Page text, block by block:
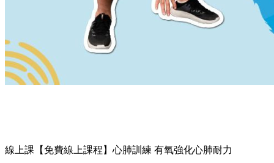
線上課 【免費線上課程】心肺訓練 有氧強化心肺耐力